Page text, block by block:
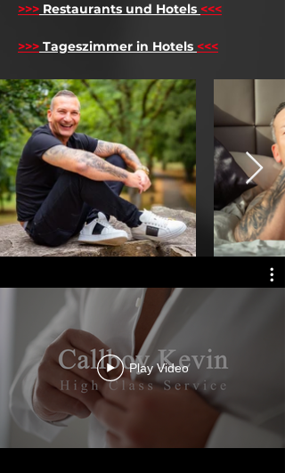
>>> Restaurants und Hotels <<<
>>> Tageszimmer in Hotels <<<
Play Video